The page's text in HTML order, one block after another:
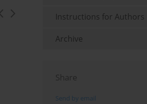
Instructions for Authors
Archive
Share
Send by email